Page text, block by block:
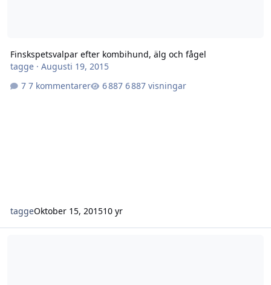
Finskspetsvalpar efter kombihund, älg och fågel
tagge· Augusti 19, 2015
7 kommentarer
6 887 visningar
taggeOktober 15, 201510 yr